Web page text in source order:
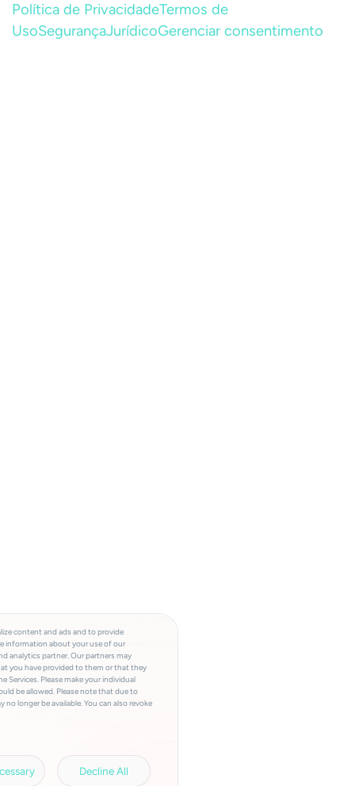
Política de PrivacidadeTermos de
UsoSegurançaJurídicoGerenciar consentimento
content and ads and to provide
information about your use of our
analytics partner. Our partners may
you have provided to them or that they
Services. Please make your individual
be allowed. Please note that due to
longer be available. You can also revoke
policy.
Legal information.
Decline All